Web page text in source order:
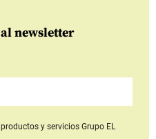
al newsletter
y serviciosGrupo EL